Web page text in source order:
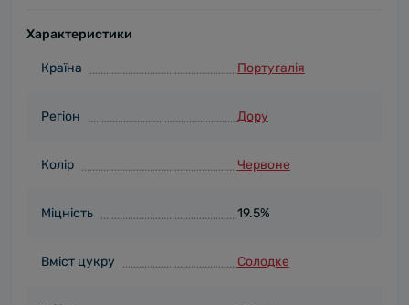
Характеристики
Країна Португалія
Регіон Дору
Колір Червоне
Міцність 19.5%
Вміст цукру Солодке